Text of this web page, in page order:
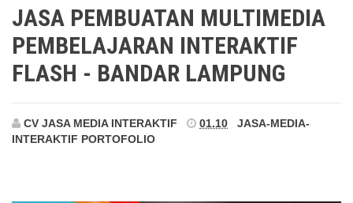
JASA PEMBUATAN MULTIMEDIA
PEMBELAJARAN INTERAKTIF
FLASH - BANDAR LAMPUNG
CV JASA MEDIA INTERAKTIF 01.10
JASA-MEDIA-
INTERAKTIF PORTOFOLIO